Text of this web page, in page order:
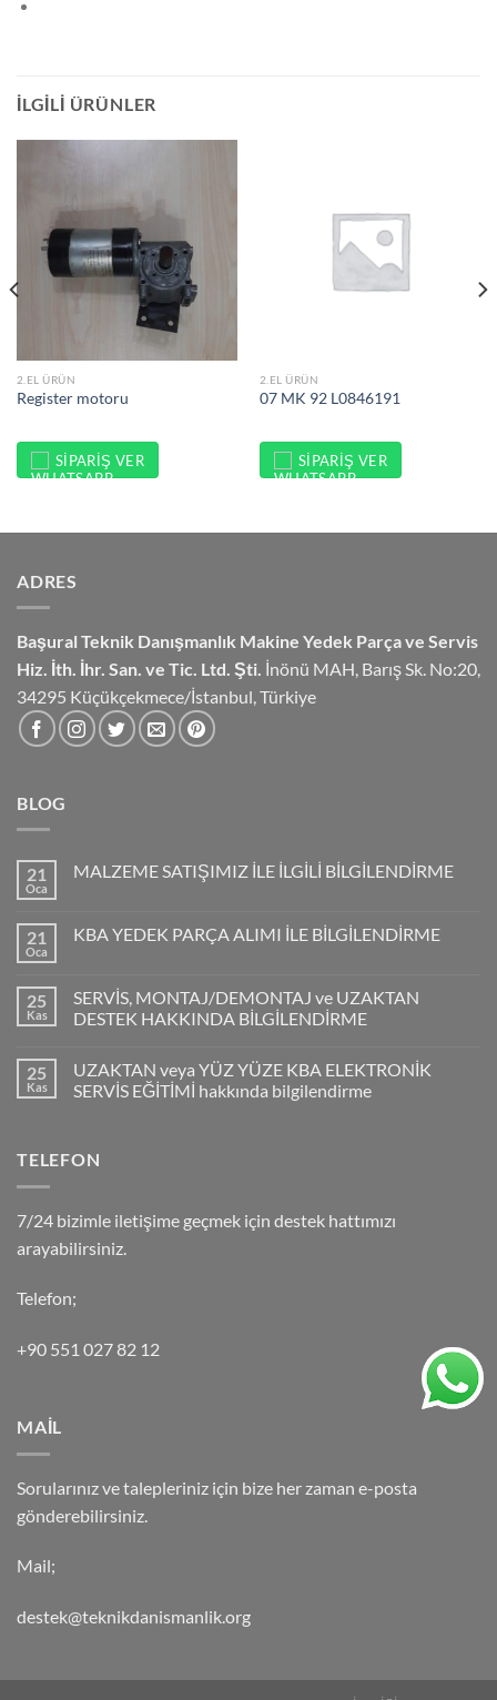
İLGILI ÜRÜNLER
2.EL ÜRÜN
Register motoru
SIPARIŞ VER
2.EL ÜRÜN
07 MK 92 L0846191
SIPARIŞ VER
ADRES
Başural Teknik Danışmanlık Makine Yedek Parça ve Servis
Hiz. İth. İhr. San. ve Tic. Ltd. Şti. İnönü MAH, Barış Sk. No:20,
34295 Küçükçekmece/İstanbul, Türkiye
BLOG
21
Oca
MALZEME SATIŞIMIZ İLE İLGİLİ BİLGİLENDİRME
21
Oca
KBA YEDEK PARÇA ALIMI İLE BİLGİLENDİRME
25
Kas
SERVİS, MONTAJ/DEMONTAJ ve UZAKTAN
DESTEK HAKKINDA BİLGİLENDİRME
25
Kas
UZAKTAN veya YÜZ YÜZE KBA ELEKTRONİK
SERVİS EĞİTİMİ hakkında bilgilendirme
TELEFON
7/24 bizimle iletişime geçmek için destek hattımızı
arayabilirsiniz.
Telefon;
+90 551 027 82 12
MAİL
Sorularınız ve talepleriniz için bize her zaman e-posta
gönderebilirsiniz.
Mail;
destek@teknikdanismanlik.org